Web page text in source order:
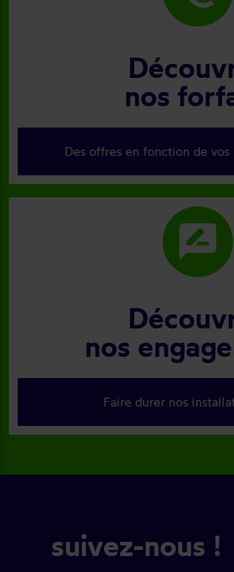
nos
Des offres en fonction de vos
rate_review
nos
Faire durer nos
suivez-nous !